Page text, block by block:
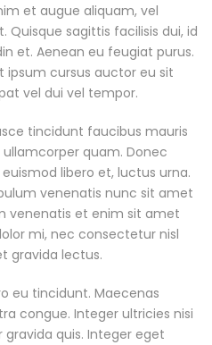
et augue aliquam, vel
sagittis facilisis dui, id
et. Aenean eu feugiat purus.
ipsum cursus auctor eu sit
vel dui vel tempor.
tincidunt faucibus mauris
quam. Donec
libero et, luctus urna.
venenatis nunc sit amet
venenatis et enim sit amet
mi, nec consectetur nisl
gravida lectus.
eu tincidunt. Maecenas
congue. Integer ultricies nisi
quis. Integer eget